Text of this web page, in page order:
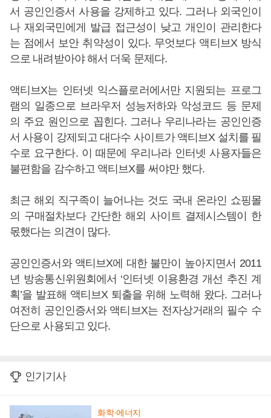
서 공인인증서 사용을 강제하고 있다. 그러나 외국인이
나 재외국민에게 발급 접근성이 낮고 개인이 관리한다
는 점에서 보안 취약성이 있다. 무엇보다 액티브X 방식
으로 내려받아야 해서 더욱 문제다.
액티브X는 인터넷 익스플로러에서만 지원되는 프로그
램의 일종으로 브라우저 성능저하와 악성코드 등 문제
의 주요 원인으로 꼽힌다. 그러나 우리나라는 공인인증
서 사용이 강제되고 대다수 사이트가 액티브X 설치를 필
수로 요구한다. 이 때문에 우리나라 인터넷 사용자들은
불편함을 감수하고 액티브X를 써야만 했다.
최근 해외 직구족이 늘어나는 것도 국내 온라인 쇼핑몰
의 구매절차보다 간단한 해외 사이트 결제시스템이 한
몫했다는 의견이 많다.
공인인증서와 액티브X에 대한 불만이 높아지면서 2011
년 방송통신위원회에서 ‘인터넷 이용환경 개선 추진 계
획’을 발표해 액티브X 퇴출을 위해 노력해 왔다. 그러나
여전히 공인인증서와 액티브X는 전자상거래의 필수 수
단으로 사용되고 있다.
인기기사
화학·에너지